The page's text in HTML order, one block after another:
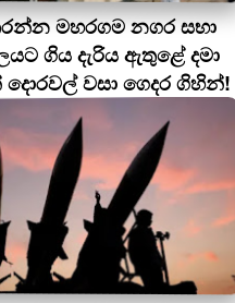
මහරගම නගර සභා
ගිය දැරිය ඇතුළේ දමා
වසා ගෙදර ගිහින්!